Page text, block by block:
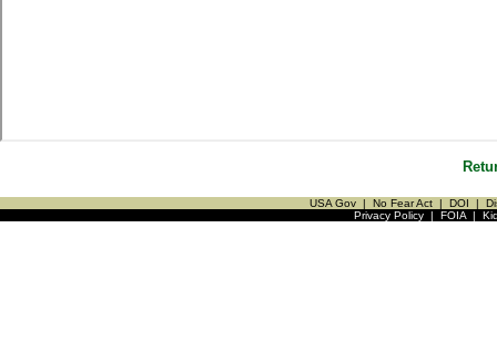
USA Gov | No Fear Act | DOI |
Privacy Policy| FOIA|